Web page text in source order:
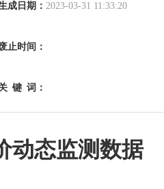
成日期： 2023-03-31 11:33:20
止时间：
键 词：
动态监测数据